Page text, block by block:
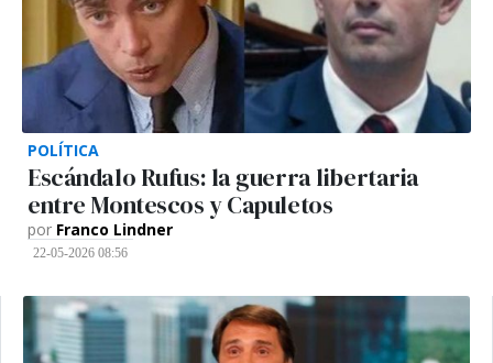
POLÍTICA
Escándalo Rufus: la guerra libertaria
entre Montescos y Capuletos
por Franco Lindner
22-05-2026 08:56